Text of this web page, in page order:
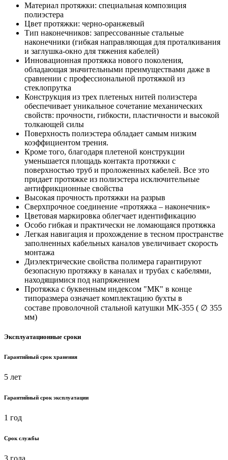
Материал протяжки: специальная композиция
полиэстера
Цвет протяжки: черно-оранжевый
Тип наконечников: запрессованные стальные
наконечники (гибкая направляющая для проталкивания
и заглушка-окно для тяжения кабелей)
Инновационная протяжка нового поколения,
обладающая значительными преимуществами даже в
сравнении с профессиональной протяжкой из
стеклопрутка
Конструкция из трех плетеных нитей полиэстера
обеспечивает уникальное сочетание механических
свойств: прочности, гибкости, пластичности и высокой
толкающей силы
Поверхность полиэстера обладает самым низким
коэффициентом трения.
Кроме того, благодаря плетеной конструкции
уменьшается площадь контакта протяжки с
поверхностью труб и проложенных кабелей. Все это
придает протяжке из полиэстера исключительные
антифрикционные свойства
Высокая прочность протяжки на разрыв
Сверхпрочное соединение «протяжка – наконечник»
Цветовая маркировка облегчает идентификацию
Особо гибкая и практически не ломающаяся протяжка
Легкая навигация и прохождение в тесном пространстве
заполненных кабельных каналов увеличивает скорость
монтажа
Диэлектрические свойства полимера гарантируют
безопасную протяжку в каналах и трубах с кабелями,
находящимися под напряжением
Протяжка с буквенным индексом "МК" в конце
типоразмера означает комплектацию бухты в
составе проволочной стальной катушки МК-355 ( ∅ 355
мм)
Эксплуатационные сроки
Гарантийный срок хранения
5 лет
Гарантийный срок эксплуатации
1 год
Срок службы
3 года